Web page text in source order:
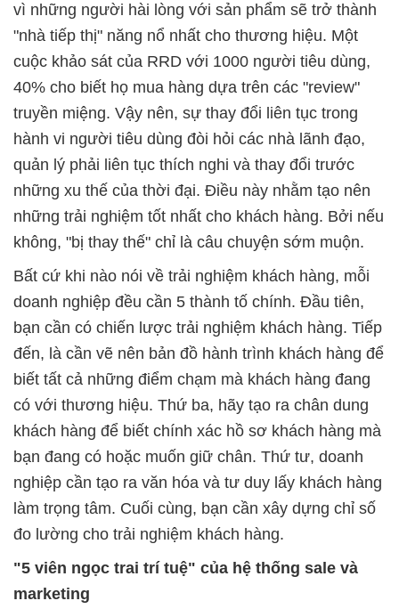
vì những người hài lòng với sản phẩm sẽ trở thành
"nhà tiếp thị" năng nổ nhất cho thương hiệu. Một
cuộc khảo sát của RRD với 1000 người tiêu dùng,
40% cho biết họ mua hàng dựa trên các "review"
truyền miệng. Vậy nên, sự thay đổi liên tục trong
hành vi người tiêu dùng đòi hỏi các nhà lãnh đạo,
quản lý phải liên tục thích nghi và thay đổi trước
những xu thế của thời đại. Điều này nhằm tạo nên
những trải nghiệm tốt nhất cho khách hàng. Bởi nếu
không, "bị thay thế" chỉ là câu chuyện sớm muộn.
Bất cứ khi nào nói về trải nghiệm khách hàng, mỗi
doanh nghiệp đều cần 5 thành tố chính. Đầu tiên,
bạn cần có chiến lược trải nghiệm khách hàng. Tiếp
đến, là cần vẽ nên bản đồ hành trình khách hàng để
biết tất cả những điểm chạm mà khách hàng đang
có với thương hiệu. Thứ ba, hãy tạo ra chân dung
khách hàng để biết chính xác hồ sơ khách hàng mà
bạn đang có hoặc muốn giữ chân. Thứ tư, doanh
nghiệp cần tạo ra văn hóa và tư duy lấy khách hàng
làm trọng tâm. Cuối cùng, bạn cần xây dựng chỉ số
đo lường cho trải nghiệm khách hàng.
"5 viên ngọc trai trí tuệ" của hệ thống sale và
marketing